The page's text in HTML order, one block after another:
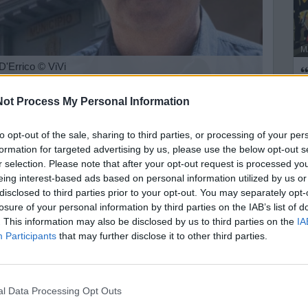
Process My Personal Information
opt-out of the sale, sharing to third parties, or processing of your
for targeted advertising by us, please use the below opt-out
selection. Please note that after your opt-out request is processed
interest-based ads based on personal information utilized by us
to third parties prior to your opt-out. You may separately
of your personal information by third parties on the IAB’s list of
This information may also be disclosed by us to third parties on the
Participants that may further disclose it to other third parties.
Data Processing Opt Outs
© ViVi
della
maggioranza che sostiene il sindaco
comunale Antonio D’Errico.
contesto delleimminenti elezioni regionali,
secondo alcune testimonianze, avrebbe avuto
la candidatura di Raffaele Gentile
inserito nella listaPer la Pugliaa sostegno del
la propriavicinanza politica a Fabrizio Quarto